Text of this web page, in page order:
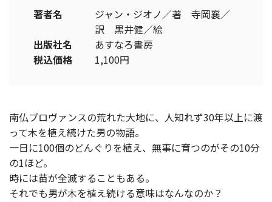
著者名
ジャン・ジオノ／著 寺岡襄／
訳 黒井健／絵
出版社名
あすなろ書房
税込価格
1,100円
南仏プロヴァンスの荒れた大地に、人知れず30年以上に渡
って木を植え続けた男の物語。
一日に100個のどんぐりを植え、無事に育つのがその10分
の1ほど。
時には苗が全滅することもある。
それでも男が木を植え続ける意味はなんなのか？